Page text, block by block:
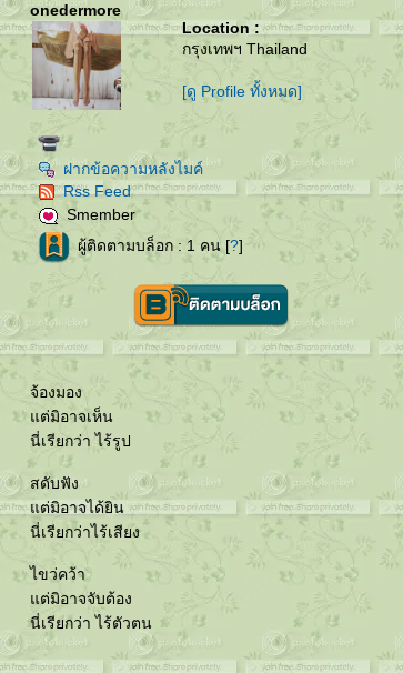
onedermore
Location :
กรุงเทพฯ Thailand
[ดู Profile ทั้งหมด]
ฝากข้อความหลังไมค์
Rss Feed
Smember
ผู้ติดตามบล็อก : 1 คน [?]
จ้องมอง
ต่มิอาจเห็น
นี่เรียกว่า ไร้รูป
สดับฟัง
ต่มิอาจได้ยิน
นี่เรียกว่าไร้เสียง
ไขว่คว้า
ต่มิอาจจับต้อง
นี่เรียกว่า ไร้ตัวตน